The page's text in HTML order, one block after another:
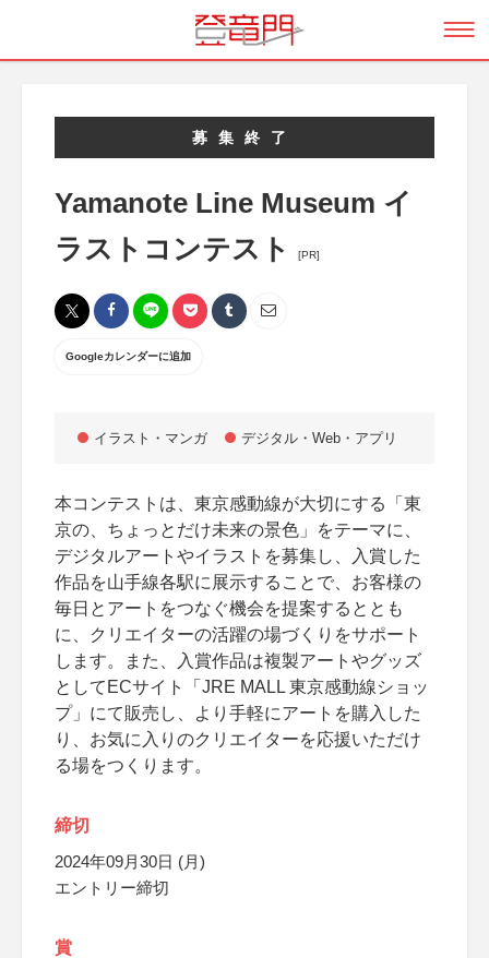
募集終了
Yamanote Line Museum イ
ラストコンテスト
[PR]
Googleカレンダーに追加
イラスト・マンガ デジタル・Web・アプリ
本コンテストは、東京感動線が大切にする「東
京の、ちょっとだけ未来の景色」をテーマに、
デジタルアートやイラストを募集し、入賞した
作品を山手線各駅に展示することで、お客様の
毎日とアートをつなぐ機会を提案するととも
に、クリエイターの活躍の場づくりをサポート
します。また、入賞作品は複製アートやグッズ
としてECサイト「JRE MALL 東京感動線ショッ
プ」にて販売し、より手軽にアートを購入した
り、お気に入りのクリエイターを応援いただけ
る場をつくります。
締切
2024年09月30日 (月)
エントリー締切
賞